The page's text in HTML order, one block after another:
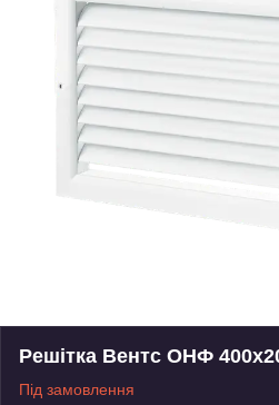
Решітка Вентс ОНФ
Під замовлення